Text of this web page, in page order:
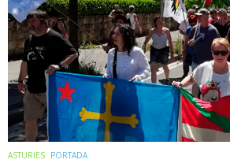
ASTURIES PORTADA